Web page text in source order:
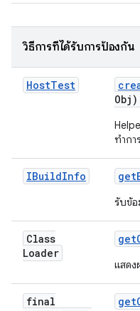
วิธีการที่ได้รับการป้องกัน
HostTest
Obj)
ทำกา
IBuildInfo get
รับข้
Class
Loader
get
แสดง
final
get